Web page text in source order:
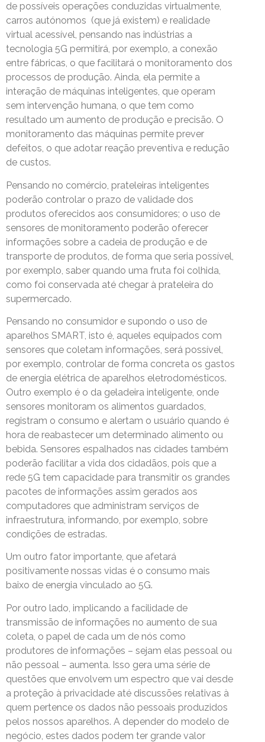
de possíveis operações conduzidas virtualmente,
carros autónomos (que já existem) e realidade
virtual acessível, pensando nas indústrias a
tecnologia 5G permitirá, por exemplo, a conexão
entre fábricas, o que facilitará o monitoramento dos
processos de produção. Ainda, ela permite a
interação de máquinas inteligentes, que operam
sem intervenção humana, o que tem como
resultado um aumento de produção e precisão. O
monitoramento das máquinas permite prever
defeitos, o que adotar reação preventiva e redução
de custos.
Pensando no comércio, prateleiras inteligentes
poderão controlar o prazo de validade dos
produtos oferecidos aos consumidores; o uso de
sensores de monitoramento poderão oferecer
informações sobre a cadeia de produção e de
transporte de produtos, de forma que seria possível,
por exemplo, saber quando uma fruta foi colhida,
como foi conservada até chegar à prateleira do
supermercado.
Pensando no consumidor e supondo o uso de
aparelhos SMART, isto é, aqueles equipados com
sensores que coletam informações, será possível,
por exemplo, controlar de forma concreta os gastos
de energia elétrica de aparelhos eletrodomésticos.
Outro exemplo é o da geladeira inteligente, onde
sensores monitoram os alimentos guardados,
registram o consumo e alertam o usuário quando é
hora de reabastecer um determinado alimento ou
bebida. Sensores espalhados nas cidades também
poderão facilitar a vida dos cidadãos, pois que a
rede 5G tem capacidade para transmitir os grandes
pacotes de informações assim gerados aos
computadores que administram serviços de
infraestrutura, informando, por exemplo, sobre
condições de estradas.
Um outro fator importante, que afetará
positivamente nossas vidas é o consumo mais
baixo de energia vinculado ao 5G.
Por outro lado, implicando a facilidade de
transmissão de informações no aumento de sua
coleta, o papel de cada um de nós como
produtores de informações – sejam elas pessoal ou
não pessoal – aumenta. Isso gera uma série de
questões que envolvem um espectro que vai desde
a proteção à privacidade até discussões relativas à
quem pertence os dados não pessoais produzidos
pelos nossos aparelhos. A depender do modelo de
negócio, estes dados podem ter grande valor